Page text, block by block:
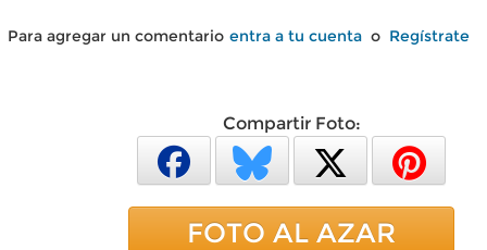
Para agregar un comentario entra a tu cuenta o Regístrate
Compartir Foto:
FOTO AL AZAR